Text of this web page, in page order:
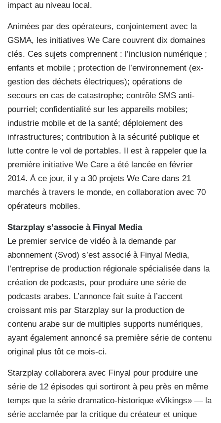
impact au niveau local.
Animées par des opérateurs, conjointement avec la
GSMA, les initiatives We Care couvrent dix domaines
clés. Ces sujets comprennent : l’inclusion numérique ;
enfants et mobile ; protection de l’environnement (ex-
gestion des déchets électriques); opérations de
secours en cas de catastrophe; contrôle SMS anti-
pourriel; confidentialité sur les appareils mobiles;
industrie mobile et de la santé; déploiement des
infrastructures; contribution à la sécurité publique et
lutte contre le vol de portables. Il est à rappeler que la
première initiative We Care a été lancée en février
2014. À ce jour, il y a 30 projets We Care dans 21
marchés à travers le monde, en collaboration avec 70
opérateurs mobiles.
Starzplay s’associe à Finyal Media
Le premier service de vidéo à la demande par
abonnement (Svod) s’est associé à Finyal Media,
l’entreprise de production régionale spécialisée dans la
création de podcasts, pour produire une série de
podcasts arabes. L’annonce fait suite à l’accent
croissant mis par Starzplay sur la production de
contenu arabe sur de multiples supports numériques,
ayant également annoncé sa première série de contenu
original plus tôt ce mois-ci.
Starzplay collaborera avec Finyal pour produire une
série de 12 épisodes qui sortiront à peu près en même
temps que la série dramatico-historique «Vikings» — la
série acclamée par la critique du créateur et unique